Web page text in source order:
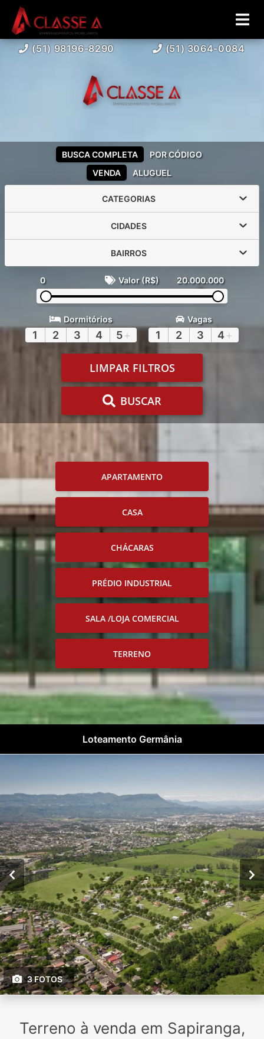
(51) 98196-8290 (51) 3064-0084
VENDA ALUGUEL
BUSCA COMPLETA POR CÓDIGO
CATEGORIAS
CIDADES
BAIRROS
0 Valor (R$) 20.000.000
Dormitórios
1 2 3 4 5+
Vagas
1 2 3 4 +
LIMPAR FILTROS
BUSCAR
APARTAMENTO
CASA
CHÁCARAS
PRÉDIO INDUSTRIAL
SALA /LOJA COMERCIAL
TERRENO
Loteamento Germânia
3 FOTOS
Terreno à venda em Sapiranga,